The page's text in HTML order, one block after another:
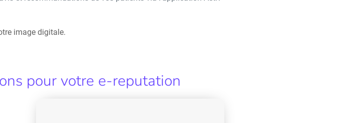
image digitale.
pour votre e-reputation